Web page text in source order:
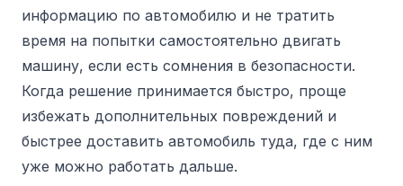
информацию по автомобилю и не тратить
время на попытки самостоятельно двигать
машину, если есть сомнения в безопасности.
Когда решение принимается быстро, проще
избежать дополнительных повреждений и
быстрее доставить автомобиль туда, где с ним
уже можно работать дальше.